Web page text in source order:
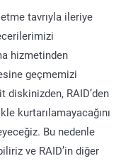
tavrıyla ileriye
hizmetinden
geçmemizi
diskinizden, RAID’den
kurtarılamayacağını
Bu nedenle
ve RAID’in diğer